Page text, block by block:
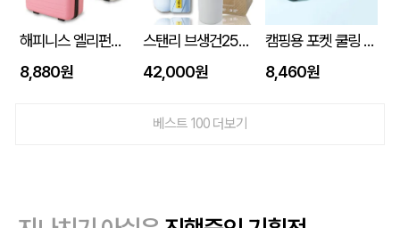
해피니스 엘리펀트 베이직 인텐시브 레디백
8,880원
스탠리 브생건250호(스탠리 아이스플로우 플립591ml+5단 6K UV암막양우산 파우치포함)
42,000원
캠핑용 포켓 쿨링 300D PEVA 보냉 쿨링 방수백
8,460원
베스트 100 더보기